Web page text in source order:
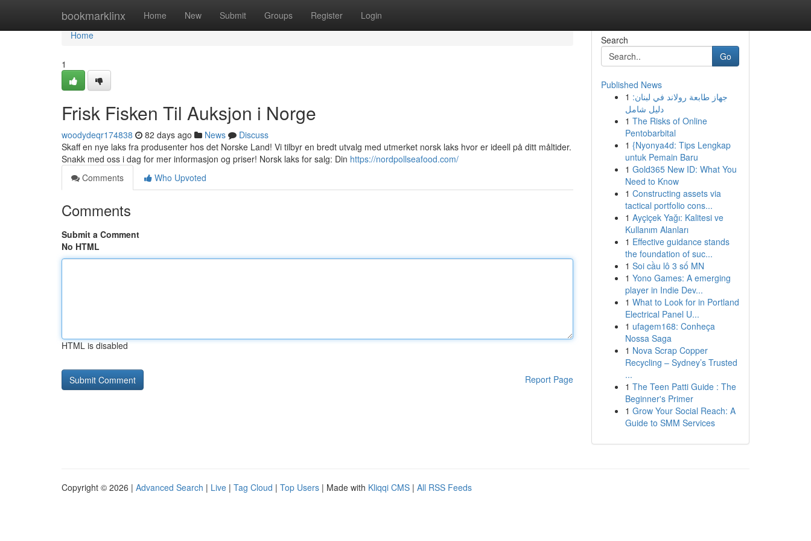
bookmarklinx Home New Submit Groups Register Login
Home
Home
1
Frisk Fisken Til Auksjon i Norge
woodydeqr174838 82 days ago News
Discuss
Skaff en nye laks fra produsenter hos det Norske Land! Vi tilbyr en bredt utvalg med utmerket norsk laks hvor er ideell på ditt måltider.
Snakk med oss i dag for mer informasjon og priser! Norsk laks for salg: Din https://nordpollseafood.com/
Comments
Who Upvoted
Comments
Submit a Comment
No HTML
HTML is disabled
Report Page
Search
Go
Published News
1 جهاز طابعة رولاند في لبنان:
دليل شامل
1 The Risks of Online
Pentobarbital
1 {Nyonya4d: Tips Lengkap
untuk Pemain Baru
1 Gold365 New ID: What You
Need to Know
1 Constructing assets via
tactical portfolio cons...
1 Ayçiçek Yağı: Kalitesi ve
Kullanım Alanları
1 Effective guidance stands
the foundation of suc...
1 Soi cầu lô 3 số MN
1 Yono Games: A emerging
player in Indie Dev...
1 What to Look for in Portland
Electrical Panel U...
1 ufagem168: Conheça
Nossa Saga
1 Nova Scrap Copper
Recycling – Sydney’s Trusted
...
1 The Teen Patti Guide : The
Beginner's Primer
1 Grow Your Social Reach: A
Guide to SMM Services
Copyright © 2026 | Advanced Search | Live | Tag Cloud | Top Users | Made with Kliqqi CMS | All RSS Feeds